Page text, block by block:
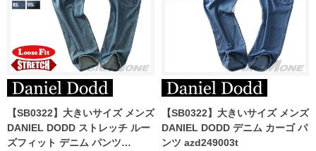
【SB0322】大きいサイズ メンズ
DANIEL DODD ストレッチ ルー
ズフィット デニム パンツ
【SB0322】大きいサイズ メンズ
DANIEL DODD デニム カーゴ パ
ンツ azd249003t